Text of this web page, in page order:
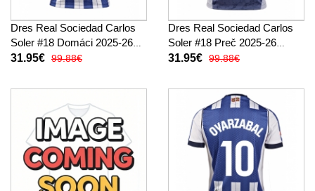
Dres Real Sociedad Carlos
Soler #18 Domáci 2025-26
Krátky Rukáv
31.95€ 99.88€
Dres Real Sociedad Carlos
Soler #18 Preč 2025-26
Krátky Rukáv
31.95€ 99.88€